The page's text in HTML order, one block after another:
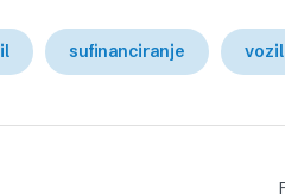
sufinanciranje